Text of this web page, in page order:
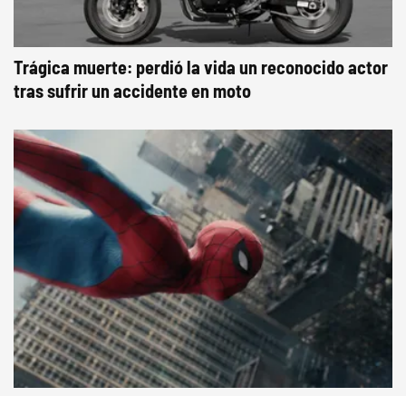
Trágica muerte: perdió la vida un reconocido actor
tras sufrir un accidente en moto